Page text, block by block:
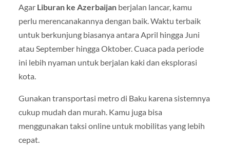
Agar Liburan ke Azerbaijanberjalan lancar, kamu
perlu merencanakannya dengan baik. Waktu terbaik
untuk berkunjung biasanya antara April hingga Juni
atau September hingga Oktober. Cuaca pada periode
ini lebih nyaman untuk berjalan kaki dan eksplorasi
kota.
Gunakan transportasi metro di Baku karena sistemnya
cukup mudah dan murah. Kamu juga bisa
menggunakan taksi online untuk mobilitas yang lebih
cepat.